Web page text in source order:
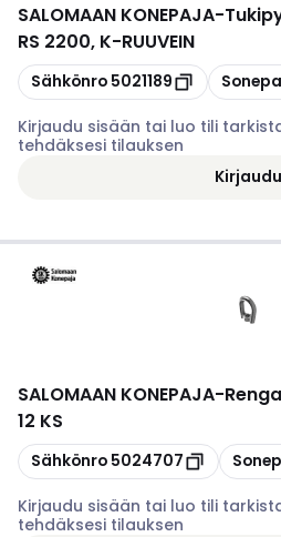
SALOMAAN KONEPAJA-
RS 2200, K-RUUVEIN
Kopioi
Sähkönro 5021189 Kopioi
Kirjaudu sisään tai luo tili
tehdäksesi tilauksen
Kirjaudu
SALOMAAN KONEPAJA-
12 KS
Kopioi
Sähkönro 5024707 Kopioi
Kirjaudu sisään tai luo tili
tehdäksesi tilauksen